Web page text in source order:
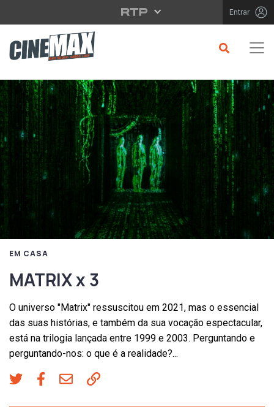
Saltar para o conteúdo principal Entrar
EM CASA
MATRIX x 3
O universo "Matrix" ressuscitou em 2021, mas o essencial
das suas histórias, e também da sua vocação espectacular,
está na trilogia lançada entre 1999 e 2003. Perguntando e
perguntando-nos: o que é a realidade?...